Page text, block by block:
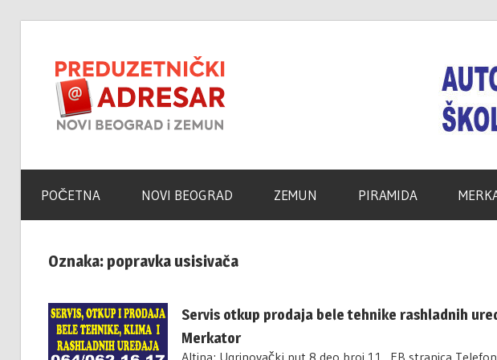
content
Portal
Adresar
POČETNA
NOVI BEOGRAD ZEMUN PIRAMIDA
Oznaka:popravka usisivača
Servis otkup prodaja bele tehnike rashladnih
Merkator
Altina; Ugrinovački put 8 deo broj 11 FB stranica